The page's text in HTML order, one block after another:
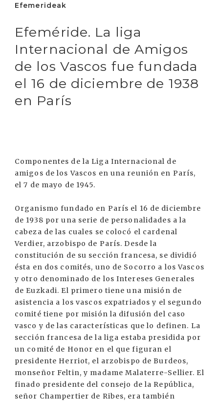
Efemerideak
Efeméride. La liga
Internacional de Amigos
de los Vascos fue fundada
el 16 de diciembre de 1938
en París
Componentes de la Liga Internacional de
amigos de los Vascos en una reunión en París,
el 7 de mayo de 1945.
Organismo fundado en París el 16 de diciembre
de 1938 por una serie de personalidades a la
cabeza de las cuales se colocó el cardenal
Verdier, arzobispo de París. Desde la
constitución de su sección francesa, se dividió
ésta en dos comités, uno de Socorro a los Vascos
y otro denominado de los Intereses Generales
de Euzkadi. El primero tiene una misión de
asistencia a los vascos expatriados y el segundo
comité tiene por misión la difusión del caso
vasco y de las características que lo definen. La
sección francesa de la liga estaba presidida por
un comité de Honor en el que figuran el
presidente Herriot, el arzobispo de Burdeos,
monseñor Feltin, y madame Malaterre-Sellier. El
finado presidente del consejo de la República,
señor Champertier de Ribes, era también